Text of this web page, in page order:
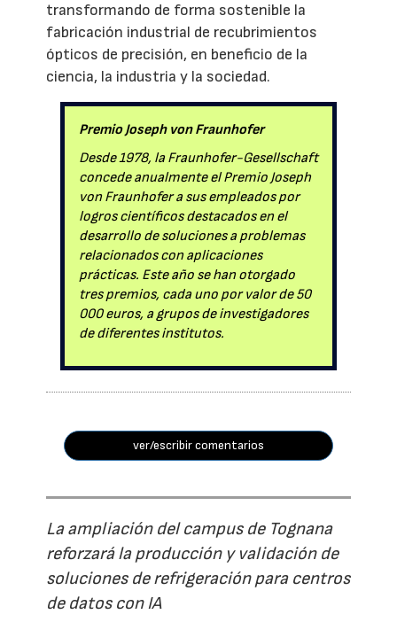
transformando de forma sostenible la
fabricación industrial de recubrimientos
ópticos de precisión, en beneficio de la
ciencia, la industria y la sociedad.
Premio Joseph von Fraunhofer
Desde 1978, la Fraunhofer-Gesellschaft
concede anualmente el Premio Joseph
von Fraunhofer a sus empleados por
logros científicos destacados en el
desarrollo de soluciones a problemas
relacionados con aplicaciones
prácticas. Este año se han otorgado
tres premios, cada uno por valor de 50
000 euros, a grupos de investigadores
de diferentes institutos.
ver/escribir comentarios
La ampliación del campus de Tognana
reforzará la producción y validación de
soluciones de refrigeración para centros
de datos con IA